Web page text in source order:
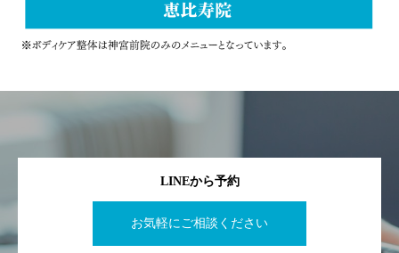
LINEから予約
お気軽にご相談ください